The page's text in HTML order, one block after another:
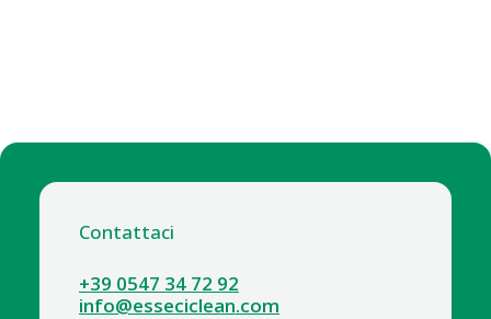
Contattaci
+39 0547 34 72 92
info@esseciclean.com